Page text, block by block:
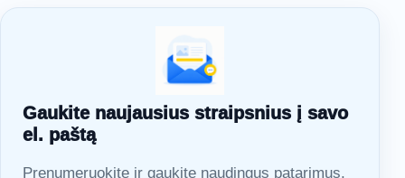
Gaukite naujausius straipsnius į savo
el. paštą
Prenumeruokite ir gaukite naudingus patarimus,